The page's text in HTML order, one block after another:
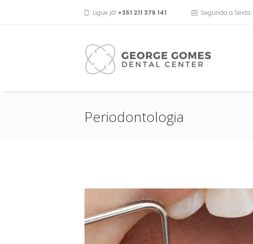
Ligue já! +351 211 376 141 Segunda a Sexta:
Periodontologia